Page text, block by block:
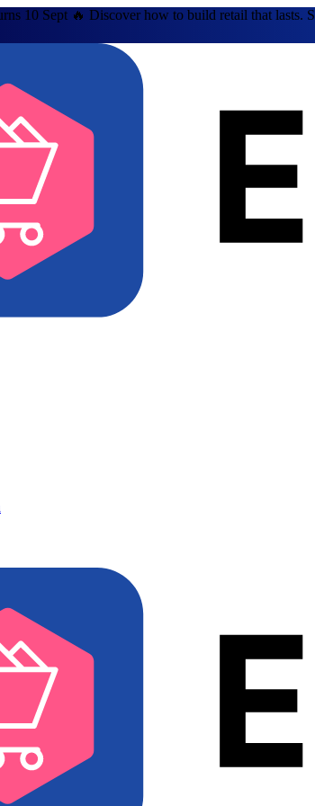
10 Sept 🔥 Discover how to build retail that lasts.